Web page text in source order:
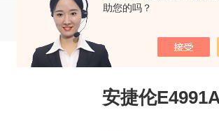
助您的吗？
安捷伦